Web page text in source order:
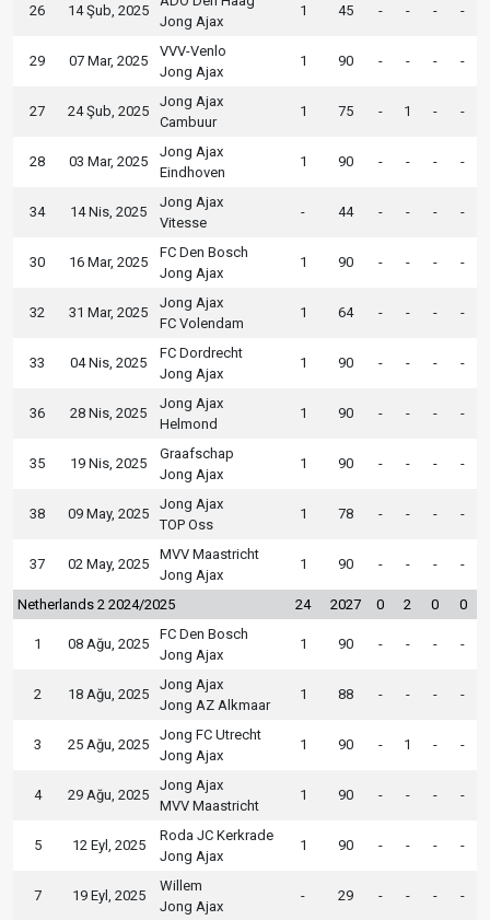
26 14 Şub, 2025
Jong Ajax
1 45 - - - -
29 07 Mar, 2025
VVV-Venlo
Jong Ajax
1 90 - - - -
27 24 Şub, 2025
Jong Ajax
Cambuur
1 75 - 1 - -
28 03 Mar, 2025
Jong Ajax
Eindhoven
1 90 - - - -
34 14 Nis, 2025
Jong Ajax
Vitesse
- 44 - - - -
30 16 Mar, 2025
FC Den Bosch
Jong Ajax
1 90 - - - -
32 31 Mar, 2025
Jong Ajax
FC Volendam
1 64 - - - -
33 04 Nis, 2025
FC Dordrecht
Jong Ajax
1 90 - - - -
36 28 Nis, 2025
Jong Ajax
Helmond
1 90 - - - -
35 19 Nis, 2025
Graafschap
Jong Ajax
1 90 - - - -
38 09 May, 2025
Jong Ajax
TOP Oss
1 78 - - - -
37 02 May, 2025
MVV Maastricht
Jong Ajax
1 90 - - - -
Netherlands 2 2024/2025 24 2027 0 2 0 0
1 08 Ağu, 2025
FC Den Bosch
Jong Ajax
1 90 - - - -
2 18 Ağu, 2025
Jong Ajax
Jong AZ Alkmaar
1 88 - - - -
3 25 Ağu, 2025
Jong FC Utrecht
Jong Ajax
1 90 - 1 - -
4 29 Ağu, 2025
Jong Ajax
MVV Maastricht
1 90 - - - -
5 12 Eyl, 2025
Roda JC Kerkrade
Jong Ajax
1 90 - - - -
7 19 Eyl, 2025
Willem
Jong Ajax
- 29 - - - -